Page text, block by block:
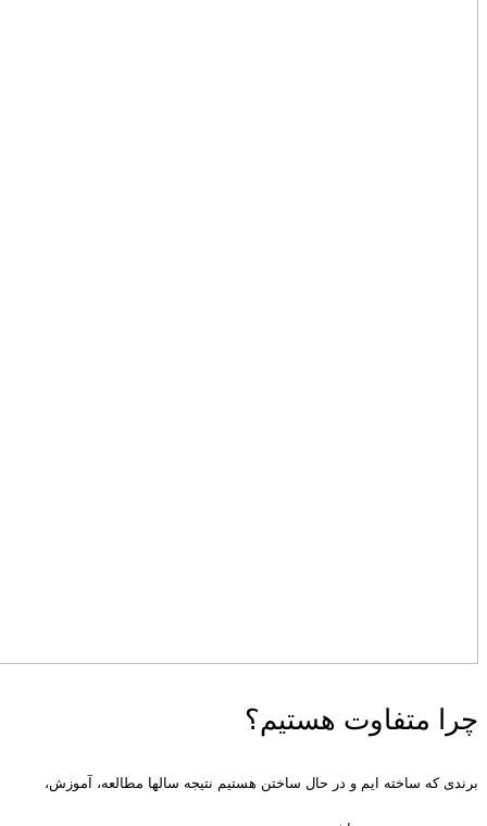
چرا متفاوت هستیم؟
برندی که ساخته ایم و در حال ساختن هستیم نتیجه سالها مطالعه، آموزش،